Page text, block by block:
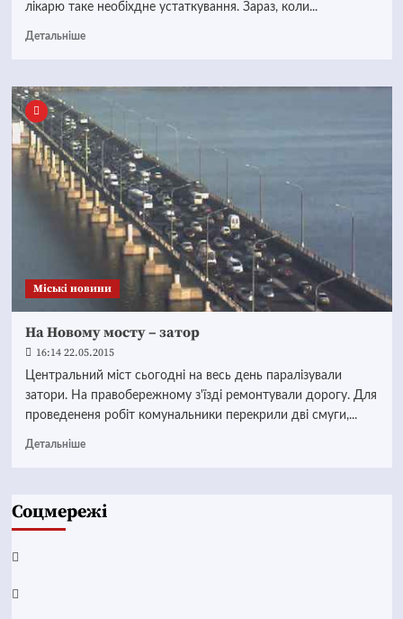
лікарю таке необіхдне устаткування. Зараз, коли...
Детальніше
Mіські новини
На Новому мосту – затор
16:14 22.05.2015
Центральний міст сьогодні на весь день паралізували
затори. На правобережному з'їзді ремонтували дорогу. Для
проведененя робіт комунальники перекрили дві смуги,...
Детальніше
Соцмережі
Facebook
YouTube